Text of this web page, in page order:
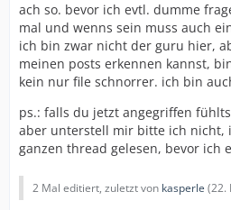
ach so. bevor ich evtl. dumme
mal und wenns sein muss auch
ich bin zwar nicht der guru hier,
meinen posts erkennen kannst,
kein nur file schnorrer. ich bin
ps.: falls du jetzt angegriffen
aber unterstell mir bitte ich nicht,
ganzen thread gelesen, bevor ich
2 Mal editiert, zuletzt von kasperle (22.